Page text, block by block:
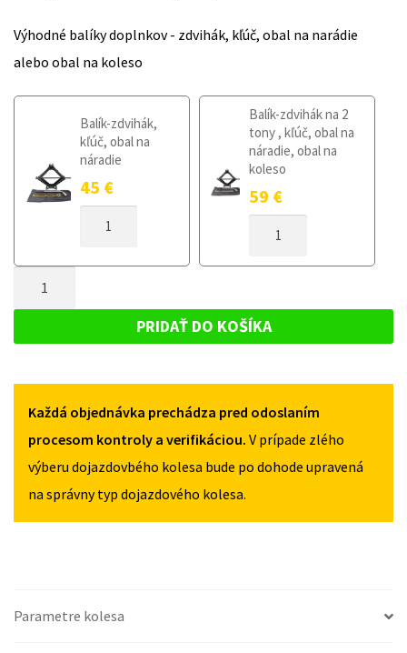
Výhodné balíky doplnkov - zdvihák, kľúč, obal na narádie
alebo obal na koleso
Balík-zdvihák,
kľúč, obal na
náradie
45 €
DOJAZDOVÉ
PEUGEOT
I
2016
Balík-zdvihák na 2
tony , kľúč, obal na
náradie, obal na
koleso
59 €
DOJAZDOVÉ
I
2009-
4X108
PEUGEOT
2009-
2016
125/80R16
PRIDAŤ DO KOŠÍKA
Každá objednávka prechádza pred odoslaním
procesom kontroly a verifikáciou. V prípade zlého
výberu dojazdovbého kolesa bude po dohode upravená
na správny typ dojazdového kolesa.
Parametre kolesa